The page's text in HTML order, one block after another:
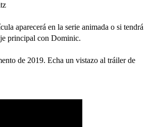
aparecerá en la serie animada o si tendrá
principal con Dominic.
de 2019. Echa un vistazo al tráiler de